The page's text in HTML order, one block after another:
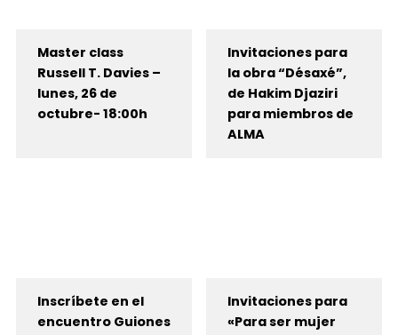
Master class
Russell T. Davies –
lunes, 26 de
octubre- 18:00h
Invitaciones para
la obra “Désaxé”,
de Hakim Djaziri
para miembros de
ALMA
Inscríbete en el
encuentro Guiones
Invitaciones para
«Para ser mujer